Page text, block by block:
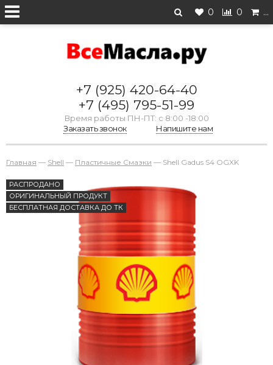
0 0 …
+7 (925) 420-64-40
+7 (495) 795-51-99
Время работы ПН-ПТ: с 8:00 -18:00
Заказать звонок
Напишите нам
Главная — Shell — Пластичные Смазки — Shell Gadus S4 OGXK
РАСПРОДАНО
ОРИГИНАЛЬНЫЙ ПРОДУКТ
БЕСПЛАТНАЯ ДОСТАВКА ДО ТК